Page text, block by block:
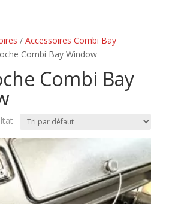
/ Accessoires Combi Bay
Combi Bay Window
Combi Bay